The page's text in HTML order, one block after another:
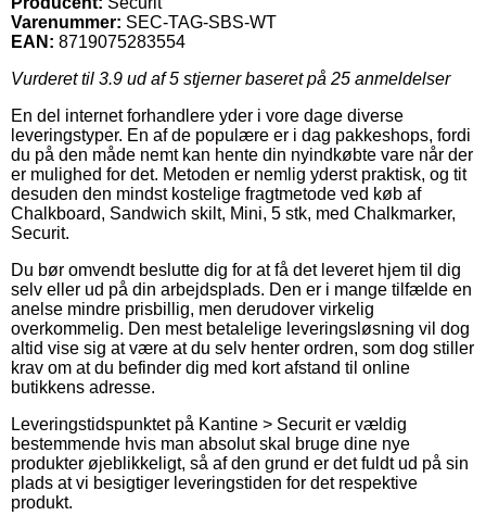
Varenummer: SEC-TAG-SBS-WT
EAN: 8719075283554
Vurderet til 3.9 ud af 5 stjerner baseret på 25 anmeldelser
En del internet forhandlere yder i vore dage diverse
leveringstyper. En af de populære er i dag pakkeshops, fordi
du på den måde nemt kan hente din nyindkøbte vare når der
er mulighed for det. Metoden er nemlig yderst praktisk, og tit
desuden den mindst kostelige fragtmetode ved køb af
Chalkboard, Sandwich skilt, Mini, 5 stk, med Chalkmarker,
Securit.
Du bør omvendt beslutte dig for at få det leveret hjem til dig
selv eller ud på din arbejdsplads. Den er i mange tilfælde en
anelse mindre prisbillig, men derudover virkelig
overkommelig. Den mest betalelige leveringsløsning vil dog
altid vise sig at være at du selv henter ordren, som dog stiller
krav om at du befinder dig med kort afstand til online
butikkens adresse.
Leveringstidspunktet på Kantine > Securit er vældig
bestemmende hvis man absolut skal bruge dine nye
produkter øjeblikkeligt, så af den grund er det fuldt ud på sin
plads at vi besigtiger leveringstiden for det respektive
produkt.